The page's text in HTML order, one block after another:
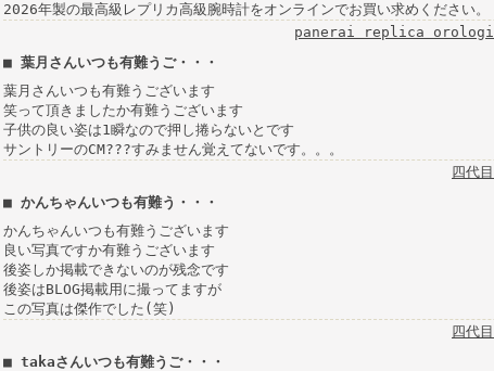
2026年製の最高級レプリカ高級腕時計をオンラインでお買い求めください。
panerai replica orologi
■ 葉月さんいつも有難うご・・・
葉月さんいつも有難うございます
笑って頂きましたか有難うございます
子供の良い姿は1瞬なので押し捲らないとです
サントリーのCM???すみません覚えてないです。。。
四代目
■ かんちゃんいつも有難う・・・
かんちゃんいつも有難うございます
良い写真ですか有難うございます
後姿しか掲載できないのが残念です
後姿はBLOG掲載用に撮ってますが
この写真は傑作でした(笑)
四代目
■ takaさんいつも有難うご・・・